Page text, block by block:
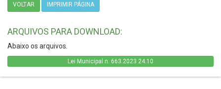
VOLTAR IMPRIMIR PÁGINA
ARQUIVOS PARA DOWNLOAD:
Abaixo os arquivos.
Lei Municipal n. 663.2023 24.10